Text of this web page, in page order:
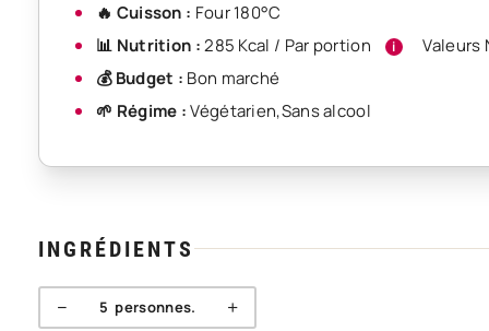
🔥 Cuisson : Four 180°C
📊 Nutrition : 285 Kcal / Par portion i
💰 Budget : Bon marché
🌱 Régime : Végétarien,Sans alcool
INGRÉDIENTS
− 5 personnes. +